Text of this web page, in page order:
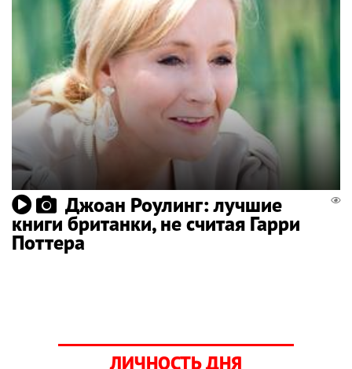
Джоан Роулинг: лучшие
книги британки, не считая Гарри
Поттера
ЛИЧНОСТЬ ДНЯ